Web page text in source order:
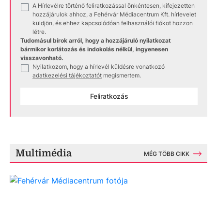
A Hírlevélre történő feliratkozással önkéntesen, kifejezetten
hozzájárulok ahhoz, a Fehérvár Médiacentrum Kft. hírlevelet
küldjön, és ehhez kapcsolódóan felhasználói fiókot hozzon
létre.
Tudomásul bírok arról, hogy a hozzájáruló nyilatkozat
bármikor korlátozás és indokolás nélkül, ingyenesen
visszavonható.
Nyilatkozom, hogy a hírlevél küldésre vonatkozó
adatkezelési tájékoztatót megismertem.
Feliratkozás
Multimédia MÉG TÖBB CIKK